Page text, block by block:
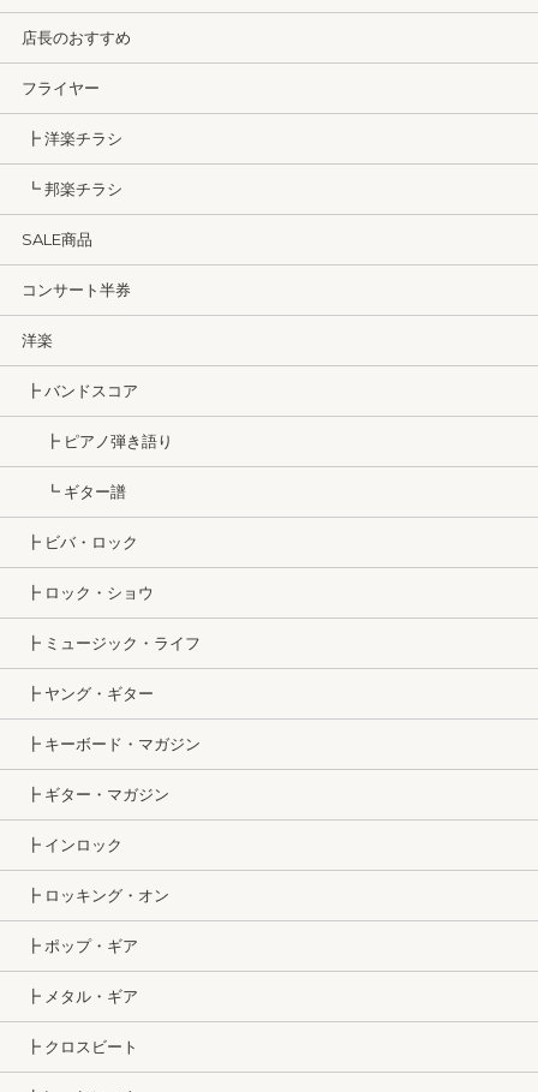
店長のおすすめ
フライヤー
┣ 洋楽チラシ
┗ 邦楽チラシ
SALE商品
コンサート半券
洋楽
┣ バンドスコア
┣ ピアノ弾き語り
┗ ギター譜
┣ ビバ・ロック
┣ ロック・ショウ
┣ ミュージック・ライフ
┣ ヤング・ギター
┣ キーボード・マガジン
┣ ギター・マガジン
┣ インロック
┣ ロッキング・オン
┣ ポップ・ギア
┣ メタル・ギア
┣ クロスビート